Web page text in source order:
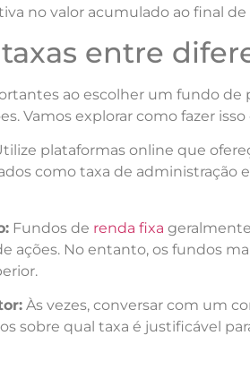
no valor acumulado ao final
entre
ao escolher um fundo de
Vamos explorar como fazer isso
plataformas online que
como taxa de administração
Fundos de renda fixa
ações. No entanto, os fundos
Às vezes, conversar com um
sobre qual taxa é justificável